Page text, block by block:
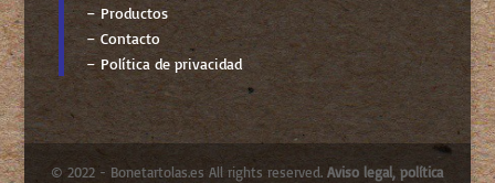
–Productos
–Contacto
– Política de privacidad
© 2022 - Bonetartolas.es All rights reserved.Aviso legal, política